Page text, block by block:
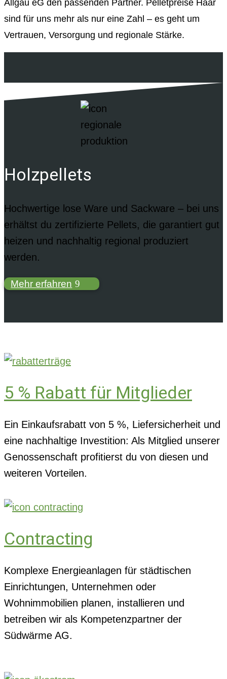
Allgäu eG den passenden Partner. Pelletpreise Haar
sind für uns mehr als nur eine Zahl – es geht um
Vertrauen, Versorgung und regionale Stärke.
Holzpellets
Hochwertige lose Ware und Sackware – bei uns
erhältst du zertifizierte Pellets, die garantiert gut
heizen und nachhaltig regional produziert
werden.
Mehr erfahren
5 % Rabatt für Mitglieder
Ein Einkaufsrabatt von 5 %, Liefersicherheit und
eine nachhaltige Investition: Als Mitglied unserer
Genossenschaft profitierst du von diesen und
weiteren Vorteilen.
Contracting
Komplexe Energieanlagen für städtischen
Einrichtungen, Unternehmen oder
Wohnimmobilien planen, installieren und
betreiben wir als Kompetenzpartner der
Südwärme AG.